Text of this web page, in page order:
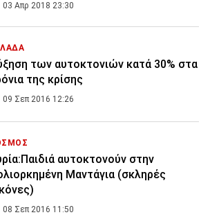
03 Απρ 2018 23:30
των αυτοκτονιών κατά 30% στα
της κρίσης
09 Σεπ 2016 12:26
αυτοκτονούν στην
Μαντάγια (σκληρές
08 Σεπ 2016 11:50